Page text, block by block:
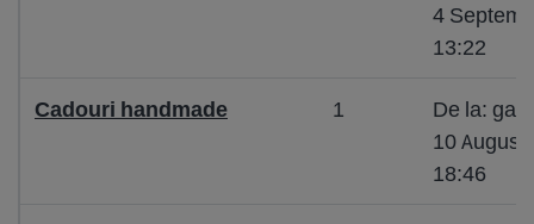
4
13:22
Cadouri handmade 1
De la:
10 August
18:46